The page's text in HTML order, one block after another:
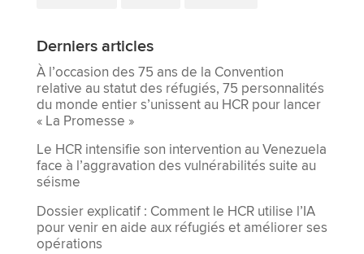
Derniers articles
À l’occasion des 75 ans de la Convention
relative au statut des réfugiés, 75 personnalités
du monde entier s’unissent au HCR pour lancer
« La Promesse »
Le HCR intensifie son intervention au Venezuela
face à l’aggravation des vulnérabilités suite au
séisme
Dossier explicatif : Comment le HCR utilise l’IA
pour venir en aide aux réfugiés et améliorer ses
opérations